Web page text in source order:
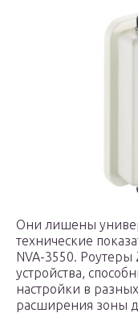
Они лишены
технические
NVA-3550. Роутеры
устройства,
настройки в
расширения зоны